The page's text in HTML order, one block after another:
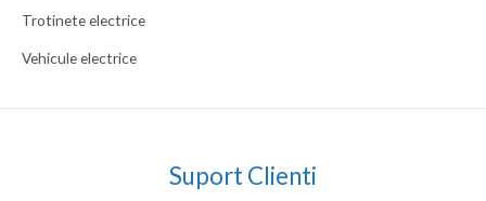
Trotinete electrice
Vehicule electrice
Suport Clienti